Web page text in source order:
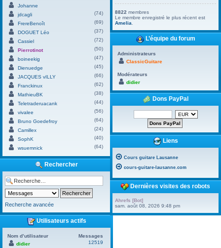
Johanne
jdcagli
(74)
FrereBenoît
(69)
DOGUET Léo
(37)
Cassiel
(72)
Pierrotinot
(50)
boineekig
(47)
Dienuedge
(45)
JACQUES vILLY
(66)
Franckinux
(62)
MathieuBK
(38)
Teletraderuacank
(44)
vivalee
(56)
Bruno Goedefroy
(64)
Camillex
(24)
SophK
(40)
wsuemnick
(64)
Rechercher
Recherche avancée
Utilisateurs actifs
Nom d’utilisateur
Messages
didier
12519
8822 membres
Le membre enregistré le plus récent est
Amelia
L’équipe du forum
Administrateurs
ClassicGuitare
Modérateurs
didier
Dons PayPal
Liens
Cours guitare Lausanne
cours-guitare-lausanne.com
Dernières visites des robots
Ahrefs [Bot]
sam. août 08, 2026 9:48 pm